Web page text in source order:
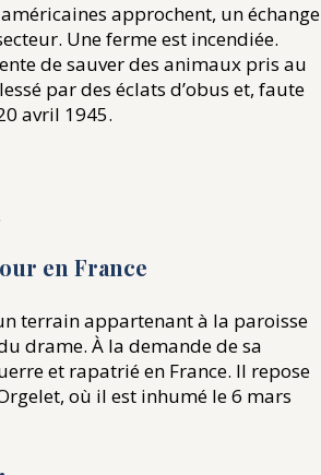
approchent, un échange
Une ferme est incendiée.
de sauver des animaux pris au
par des éclats d’obus et, faute
avril 1945.
en France
terrain appartenant à la paroisse
drame. À la demande de sa
et rapatrié en France. Il repose
où il est inhumé le 6 mars